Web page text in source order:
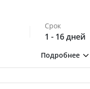
Срок
1 - 16 дней